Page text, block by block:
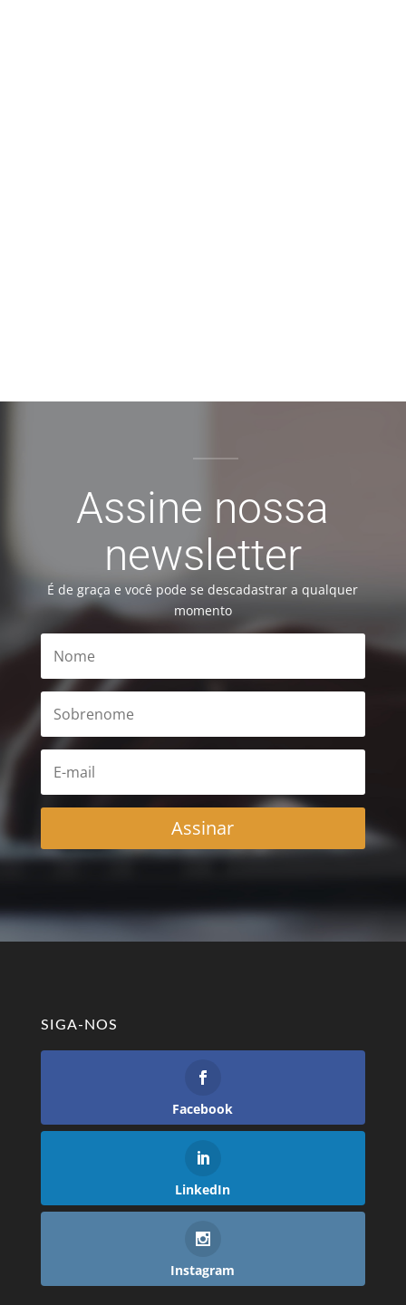
Assine nossa
newsletter
É de graça e você pode se descadastrar a qualquer
momento
Assinar
SIGA-NOS
Facebook
LinkedIn
Instagram